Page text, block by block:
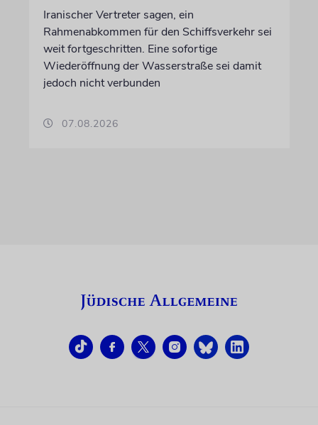
Iranischer Vertreter sagen, ein
Rahmenabkommen für den Schiffsverkehr sei
weit fortgeschritten. Eine sofortige
Wiederöffnung der Wasserstraße sei damit
jedoch nicht verbunden
07.08.2026